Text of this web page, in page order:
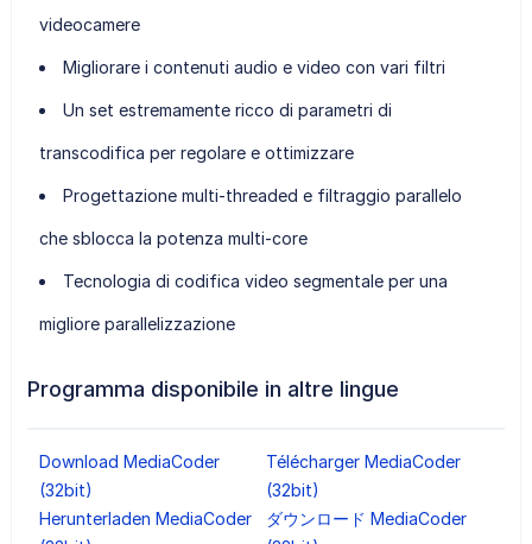
videocamere
Migliorare i contenuti audio e video con vari filtri
Un set estremamente ricco di parametri di
transcodifica per regolare e ottimizzare
Progettazione multi-threaded e filtraggio parallelo
che sblocca la potenza multi-core
Tecnologia di codifica video segmentale per una
migliore parallelizzazione
Programma disponibile in altre lingue
Download MediaCoder
(32bit)
Télécharger MediaCoder
(32bit)
Herunterladen MediaCoder
ダウンロード MediaCoder